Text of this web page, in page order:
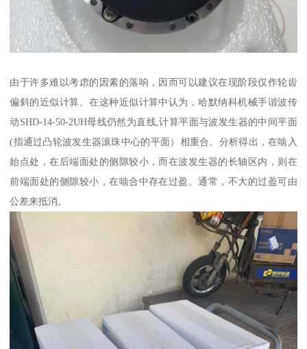
由于许多难以考虑的因素的落响，因而可以建议在现阶段仅作轮齿
偏斜的近似计算。在这种近似计算中认为，哈默纳科机械手谐波传
动SHD-14-50-2UH母线仍然为直线,计算平面与波发生器的中间平面
(指通过凸轮波发生器滚珠中心的平面）相重合。分析得出，在啮入
始点处，在后端面处的侧隙较小，而在波发生器的长轴区内，则在
前端面处的侧隙较小，在啮合中存在过盈。通常，不大的过盈可由
公差来抵消。